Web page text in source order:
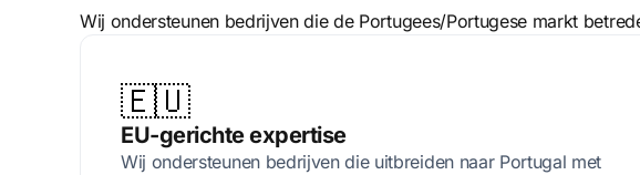
Wij ondersteunen bedrijven die de Portugees/Portugese markt
🇪🇺
EU-gerichte expertise
Wij ondersteunen bedrijven die uitbreiden naar Portugal met